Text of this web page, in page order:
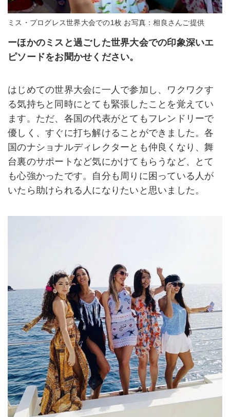
ミス・プログレス世界大会での1枚 お写真：相良さんご提供
ーほかのミスと過ごした世界大会での印象深いエ
ピソードをお聞かせください。
はじめての世界大会に一人で参加し、ワクワクす
る気持ちと同時にとても緊張したことを覚えてい
ます。ただ、各国の代表がとてもフレンドリーで
優しく、すぐに打ち解けることができました。各
国のナショナルディレクターとも仲良くなり、舞
台裏のサポートなど気にかけてもらうなど、とて
も心強かったです。自分も周りに困っている人が
いたら助けられる人になりたいと思いました。